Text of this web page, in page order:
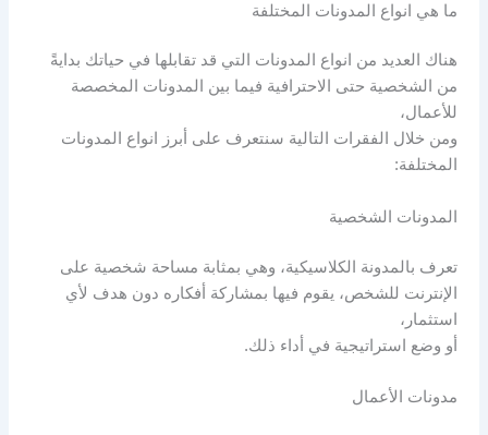
ما هي انواع المدونات المختلفة
هناك العديد من انواع المدونات التي قد تقابلها في حياتك بدايةً
من الشخصية حتى الاحترافية فيما بين المدونات المخصصة
للأعمال،
ومن خلال الفقرات التالية سنتعرف على أبرز انواع المدونات
المختلفة:
المدونات الشخصية
تعرف بالمدونة الكلاسيكية، وهي بمثابة مساحة شخصية على
الإنترنت للشخص، يقوم فيها بمشاركة أفكاره دون هدف لأي
استثمار،
أو وضع استراتيجية في أداء ذلك.
مدونات الأعمال